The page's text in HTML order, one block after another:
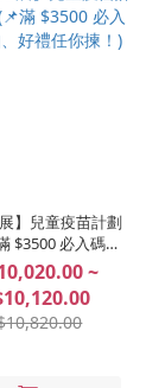
展】兒童疫苗計劃
$3500 必入碼：
禮任你揀！)~